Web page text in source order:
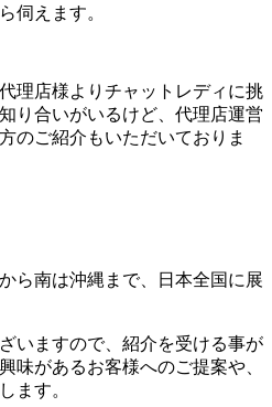
伺えます。
理店様よりチャットレディに挑
り合いがいるけど、代理店運営
のご紹介もいただいておりま
ら南は沖縄まで、日本全国に展
いますので、紹介を受ける事が
味があるお客様へのご提案や、
ます。